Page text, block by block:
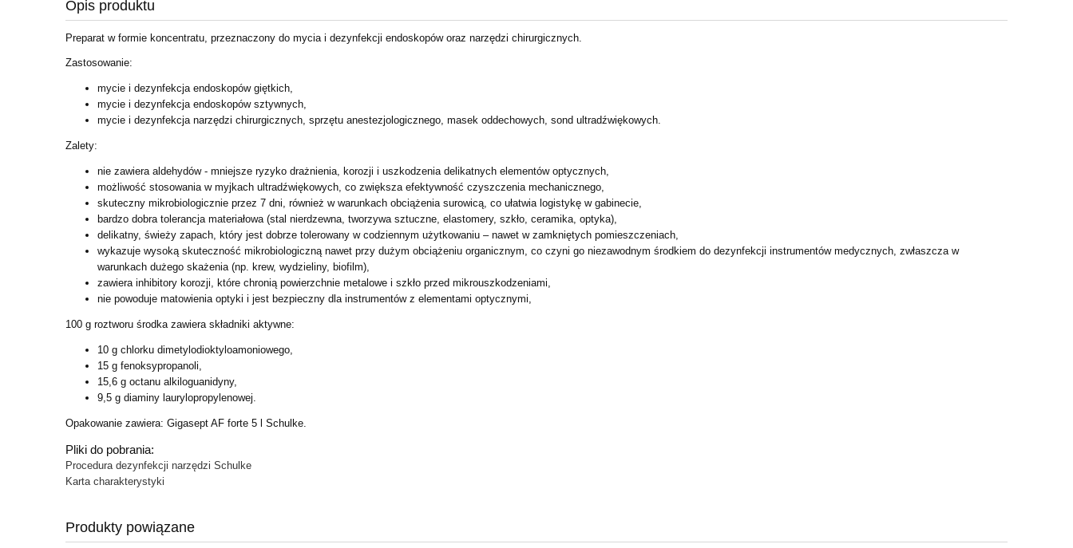
Opis produktu
Preparat w formie koncentratu, przeznaczony do mycia i dezynfekcji endoskopów oraz narzędzi chirurgicznych.
Zastosowanie:
mycie i dezynfekcja endoskopów giętkich,
mycie i dezynfekcja endoskopów sztywnych,
mycie i dezynfekcja narzędzi chirurgicznych, sprzętu anestezjologicznego, masek oddechowych, sond ultradźwiękowych.
Zalety:
nie zawiera aldehydów - mniejsze ryzyko drażnienia, korozji i uszkodzenia delikatnych elementów optycznych,
możliwość stosowania w myjkach ultradźwiękowych, co zwiększa efektywność czyszczenia mechanicznego,
skuteczny mikrobiologicznie przez 7 dni, również w warunkach obciążenia surowicą, co ułatwia logistykę w gabinecie,
bardzo dobra tolerancja materiałowa (stal nierdzewna, tworzywa sztuczne, elastomery, szkło, ceramika, optyka),
delikatny, świeży zapach, który jest dobrze tolerowany w codziennym użytkowaniu – nawet w zamkniętych pomieszczeniach,
wykazuje wysoką skuteczność mikrobiologiczną nawet przy dużym obciążeniu organicznym, co czyni go niezawodnym środkiem do dezynfekcji instrumentów medycznych, zwłaszcza w
warunkach dużego skażenia (np. krew, wydzieliny, biofilm),
zawiera inhibitory korozji, które chronią powierzchnie metalowe i szkło przed mikrouszkodzeniami,
nie powoduje matowienia optyki i jest bezpieczny dla instrumentów z elementami optycznymi,
100 g roztworu środka zawiera składniki aktywne:
10 g chlorku dimetylodioktyloamoniowego,
15 g fenoksypropanoli,
15,6 g octanu alkiloguanidyny,
9,5 g diaminy laurylopropylenowej.
Opakowanie zawiera: Gigasept AF forte 5 l Schulke.
Pliki do pobrania:
Procedura dezynfekcji narzędzi Schulke
Karta charakterystyki
Produkty powiązane